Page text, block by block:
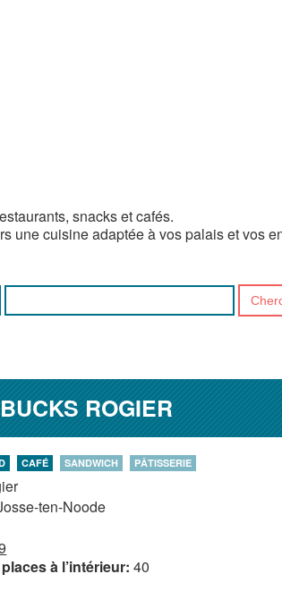
snacks et cafés.
une cuisine adaptée à vos palais et vos
ROGIER
CAFÉ SANDWICH PÂTISSERIE
ten-Noode
à l’intérieur:40